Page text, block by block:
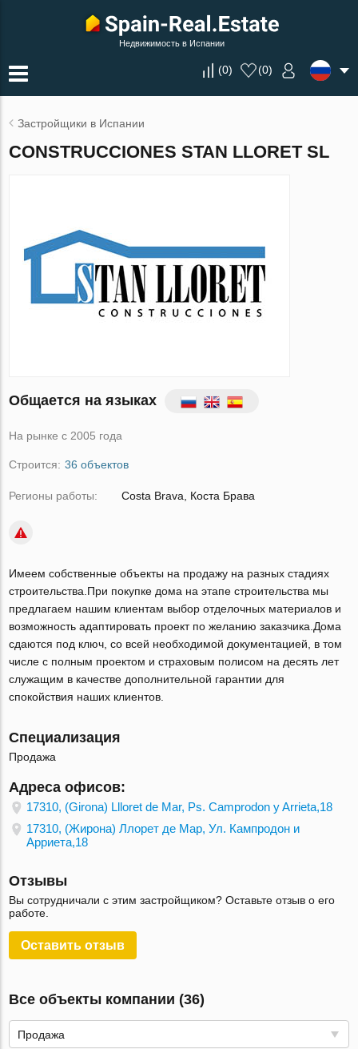
Недвижимость в Испании
(0) (0)
Застройщики в Испании
CONSTRUCCIONES STAN LLORET SL
Общается на языках
На рынке с 2005 года
Строится: 36 объектов
Регионы работы: Costa Brava Коста Бравa
Имеем собственные объекты на продажу на разных стадиях
строительства.При покупке дома на этапе строительства мы
предлагаем нашим клиентам выбор отделочных материалов и
возможность адаптировать проект по желанию заказчика.Дома
сдаются под ключ, со всей необходимой документацией, в том
числе с полным проектом и страховым полисом на десять лет
служащим в качестве дополнительной гарантии для
спокойствия наших клиентов.
Специализация
Продажа
Адреса офисов:
17310, (Girona) Llloret de Mar, Ps. Camprodon y Arrieta,18
17310, (Жирона) Ллорет де Мар, Ул. Кампродон и
Арриета,18
Отзывы
Вы сотрудничали с этим застройщиком? Оставьте отзыв о его
работе.
Оставить отзыв
Все объекты компании (36)
Продажа